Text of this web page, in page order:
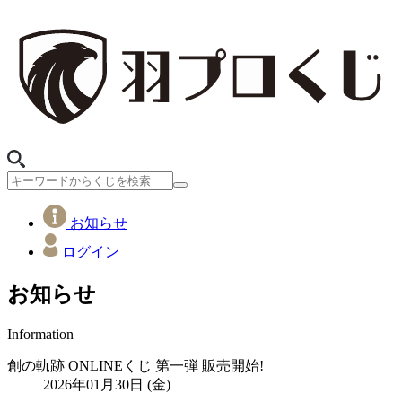
お知らせ
ログイン
お知らせ
Information
創の軌跡 ONLINEくじ 第一弾 販売開始!
2026年01月30日 (金)